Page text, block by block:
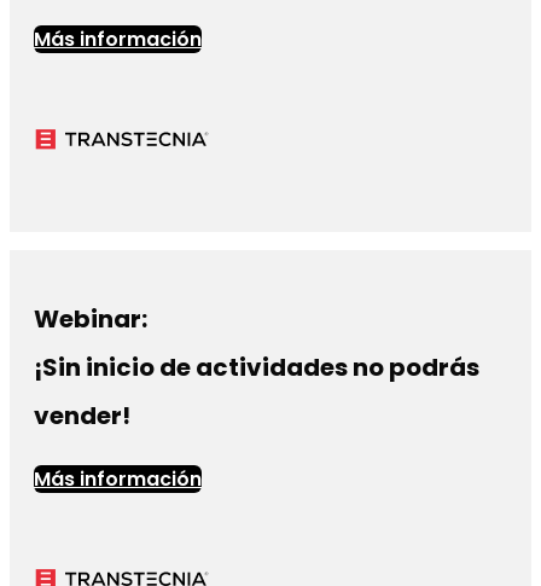
Más información
Webinar:
¡Sin inicio de actividades no podrás
vender!
Más información